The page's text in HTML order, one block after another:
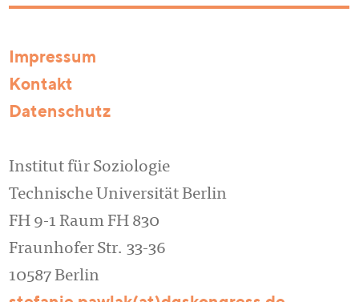
Impressum
Kontakt
Datenschutz
Institut für Soziologie
Technische Universität Berlin
FH 9-1 Raum FH 830
Fraunhofer Str. 33-36
10587 Berlin